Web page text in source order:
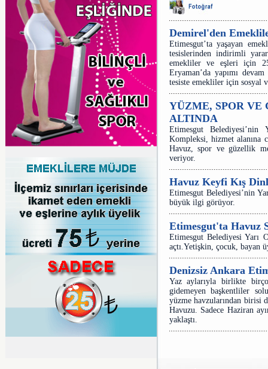
Demirel'den
Etimesgut’ta yaşayan
tesislerinden indirimli
emekliler ve eşleri için
Eryaman’da yapımı
tesiste emekliler için sosyal
YÜZME, SPOR
ALTINDA
Etimesgut
Kompleksi, hizmet alanına
Havuz, spor ve güzellik
veriyor.
Havuz Keyfi Kış
Etimesgut Belediyesi’nin
büyük ilgi görüyor.
Etimesgut'ta Havuz
Etimesgut Belediyesi Yarı
açtı.Yetişkin, çocuk, bayan
Denizsiz Ankara
Yaz aylarıyla birlikte
gidemeyen başkentliler
yüzme havzularından birisi
Havuzu. Sadece Haziran
yaklaştı.